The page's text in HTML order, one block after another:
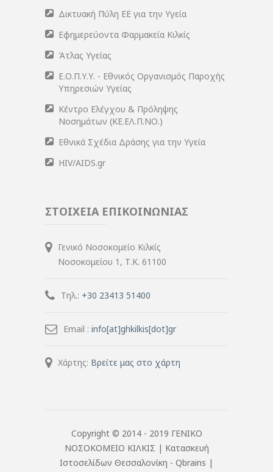
Δικτυακή Πύλη ΕΕ για την Υγεία
Εφημερεύοντα Φαρμακεία Κιλκίς
Άτλας Υγείας
Ε.Ο.Π.Υ.Υ. - Εθνικός Οργανισμός Παροχής
Υπηρεσιών Υγείας
Κέντρο Ελέγχου & Πρόληψης
Νοσημάτων (ΚΕ.ΕΛ.Π.ΝΟ.)
Εθνικά Σχέδια Δράσης για την Υγεία
HIV/AIDS.gr
ΣΤΟΙΧΕΙΑ ΕΠΙΚΟΙΝΩΝΙΑΣ
Γενικό Νοσοκομείο Κιλκίς
Νοσοκομείου 1, Τ.Κ. 61100
Τηλ.: +30 23413 51400
Email : info[at]ghkilkis[dot]gr
Χάρτης: Βρείτε μας στο χάρτη
Copyright © 2014 - 2019 ΓΕΝΙΚΟ
ΝΟΣΟΚΟΜΕΙΟ ΚΙΛΚΙΣ | Κατασκευή
Ιστοσελίδων Θεσσαλονίκη - Qbrains |